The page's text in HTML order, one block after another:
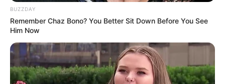
BUZZDAY
Remember Chaz Bono? You Better Sit Down Before You See
Him Now